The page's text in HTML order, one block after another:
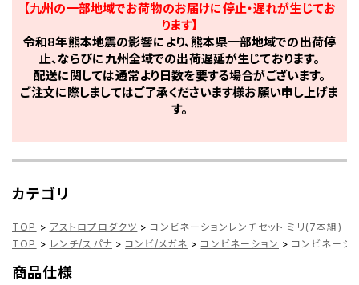
【九州の一部地域でお荷物のお届けに停止・遅れが生じてお
ります】
令和8年熊本地震の影響により、熊本県一部地域での出荷停
止、ならびに九州全域での出荷遅延が生じております。
配送に関しては通常より日数を要する場合がございます。
ご注文に際しましてはご了承くださいます様お願い申し上げま
す。
カテゴリ
TOP > アストロプロダクツ > コンビネーションレンチセット ミリ(7本組)
TOP > レンチ/スパナ > コンビ/メガネ > コンビネーション > コンビネーシ
商品仕様